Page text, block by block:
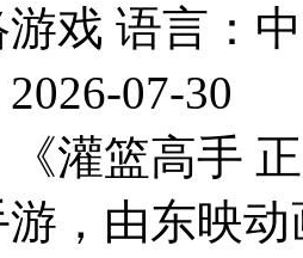
游戏 语言：
2026-07-30
《灌篮高手
，由东映